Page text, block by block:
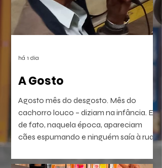
A Gosto
Agosto mês do desgosto. Mês do
cachorro louco – diziam na infância. E
de fato, naquela época, apareciam
cães espumando e ninguém saía à rua.
homem e em bicho. Ou dava. Muitos
há 1 dia